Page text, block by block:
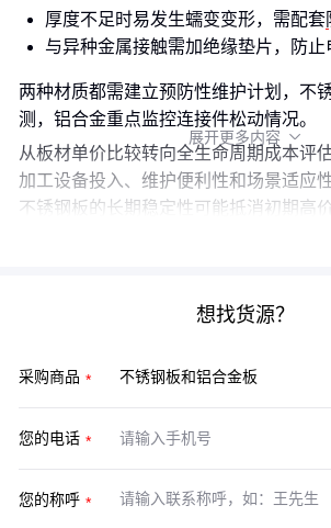
厚度不足时易发生蠕变变形，需配套
与异种金属接触需加绝缘垫片，防止
两种材质都需建立预防性维护计划，不
测，铝合金重点监控连接件松动情况。
从板材单价比较转向全生命周期成本评
加工设备投入、维护便利性和场景适应
不锈钢板的长期稳定性可能抵消初期高
展开更多内容 
想找货源？
采购商品
您的电话
您的称呼